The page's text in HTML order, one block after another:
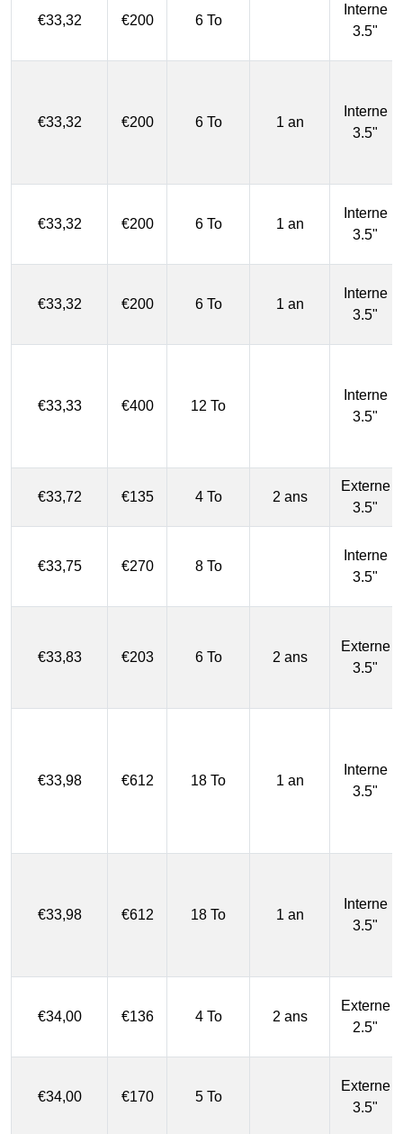
€33,32 €200 6 To
Interne
3.5"
€33,32 €200 6 To 1 an
Interne
3.5"
€33,32 €200 6 To 1 an
Interne
3.5"
€33,32 €200 6 To 1 an
Interne
3.5"
€33,33 €400 12 To
Interne
3.5"
€33,72 €135 4 To 2 ans
Externe
3.5"
€33,75 €270 8 To
Interne
3.5"
€33,83 €203 6 To 2 ans
Externe
3.5"
€33,98 €612 18 To 1 an
Interne
3.5"
€33,98 €612 18 To 1 an
Interne
3.5"
€34,00 €136 4 To 2 ans
Externe
2.5"
€34,00 €170 5 To
Externe
3.5"